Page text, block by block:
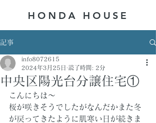
HONDA ​HOUSE
記事
中央区陽光台分譲住宅①
info8072615
2024年3月25日
読了時間: 2分
こんにちは～
桜が咲きそうでしたがなんだかまた冬
が戻ってきたように肌寒い日が続きま